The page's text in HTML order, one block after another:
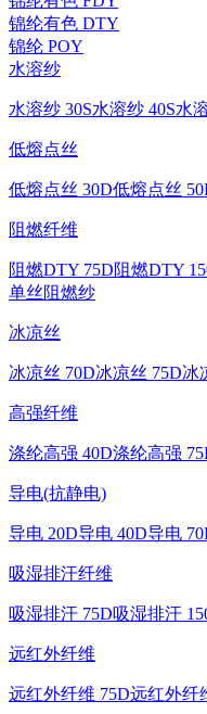
锦纶有色 DTY
锦纶 POY
水溶纱
水溶纱 30S水溶纱 40S水
低熔点丝
低熔点丝 30D低熔点丝
阻燃纤维
阻燃DTY 75D阻燃DTY
单丝阻燃纱
冰凉丝
冰凉丝 70D冰凉丝 75D冰
高强纤维
涤纶高强 40D涤纶高强
导电(抗静电)
导电 20D导电 40D导电
吸湿排汗纤维
吸湿排汗 75D吸湿排汗
远红外纤维
远红外纤维 75D远红外纤